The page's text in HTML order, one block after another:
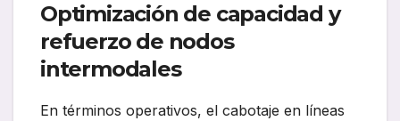
Optimización de capacidad y
refuerzo de nodos
intermodales
En términos operativos, el cabotaje en líneas